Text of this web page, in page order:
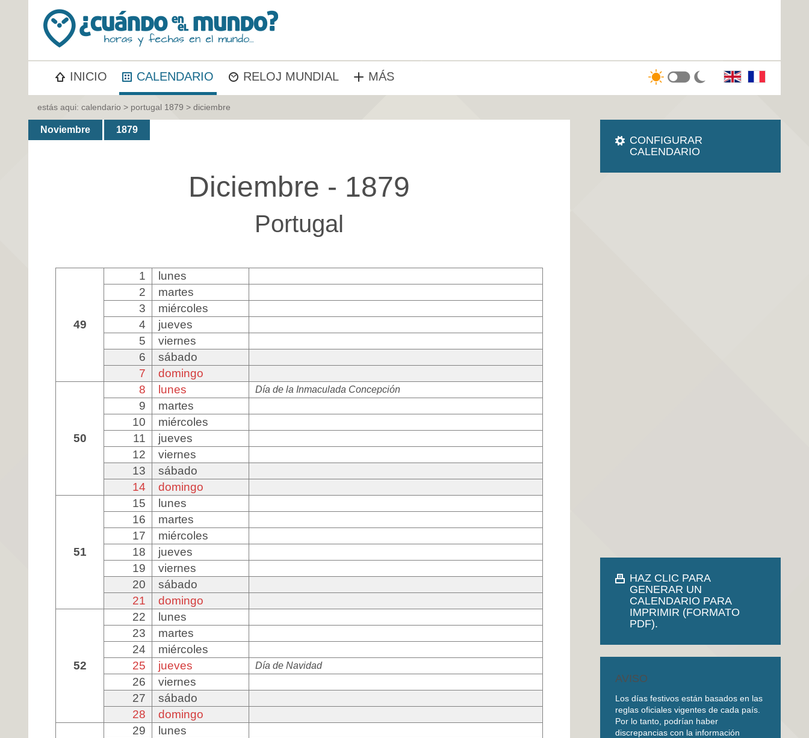
INICIO CALENDARIO RELOJ MUNDIAL MÁS
estás aqui: calendario > portugal 1879 > diciembre
Noviembre 1879
Diciembre - 1879
Portugal
49
1
lunes
2
martes
3
miércoles
4
jueves
5
viernes
6
sábado
7
domingo
50
8 lunes Día de la Inmaculada Concepción
9
martes
10
miércoles
11
jueves
12
viernes
13
sábado
14
domingo
51
15
lunes
16
martes
17
miércoles
18
jueves
19
viernes
20
sábado
21
domingo
52
22
lunes
23
martes
24
miércoles
25
jueves Día de Navidad
26
viernes
27
sábado
28
domingo
29
lunes
CONFIGURAR
CALENDARIO
HAZ CLIC PARA
GENERAR UN
CALENDARIO PARA
IMPRIMIR (FORMATO
PDF).
AVISO
Los días festivos están basados en las
reglas oficiales vigentes de cada país.
Por lo tanto, podrían haber
discrepancias con la información